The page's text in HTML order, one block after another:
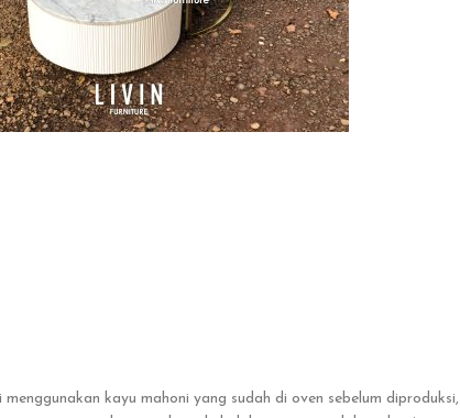
kayu mahoni yang sudah di oven sebelum